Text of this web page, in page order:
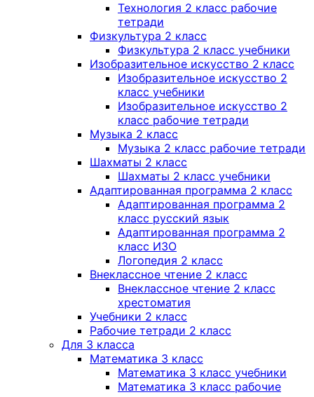
Технология 2 класс рабочие
тетради
Физкультура 2 класс
Физкультура 2 класс учебники
Изобразительное искусство 2 класс
Изобразительное искусство 2
класс учебники
Изобразительное искусство 2
класс рабочие тетради
Музыка 2 класс
Музыка 2 класс рабочие тетради
Шахматы 2 класс
Шахматы 2 класс учебники
Адаптированная программа 2 класс
Адаптированная программа 2
класс русский язык
Адаптированная программа 2
класс ИЗО
Логопедия 2 класс
Внеклассное чтение 2 класс
Внеклассное чтение 2 класс
хрестоматия
Учебники 2 класс
Рабочие тетради 2 класс
Для 3 класса
Математика 3 класс
Математика 3 класс учебники
Математика 3 класс рабочие